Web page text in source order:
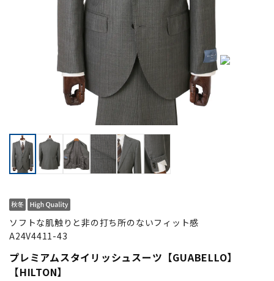
ソフトな肌触りと非の打ち所のないフィット感
A24V4411-43
プレミアムスタイリッシュスーツ【GUABELLO】
【HILTON】